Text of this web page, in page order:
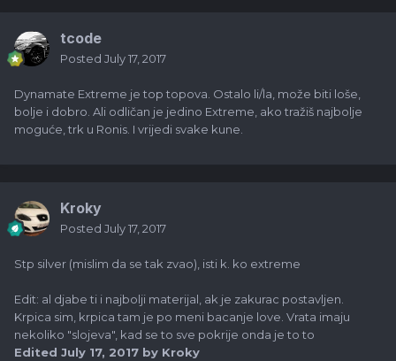
tcode
Posted July 17, 2017
Dynamate Extreme je top topova. Ostalo li/la, može biti loše,
bolje i dobro. Ali odličan je jedino Extreme, ako tražiš najbolje
moguće, trk u Ronis. I vrijedi svake kune.
Kroky
Posted July 17, 2017
Stp silver (mislim da se tak zvao), isti k. ko extreme
Edit: al djabe ti i najbolji materijal, ak je zakurac postavljen.
Krpica sim, krpica tam je po meni bacanje love. Vrata imaju
nekoliko "slojeva", kad se to sve pokrije onda je to to
Edited July 17, 2017 by Kroky